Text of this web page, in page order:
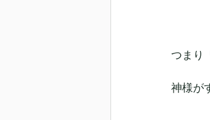
つまり
神様が